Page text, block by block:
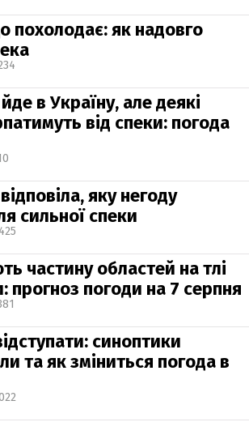
похолодає: як надовго
в Україну, але деякі
від спеки: погода
яку негоду
сильної спеки
частину областей на тлі
прогноз погоди на 7 серпня
синоптики
та як зміниться погода в